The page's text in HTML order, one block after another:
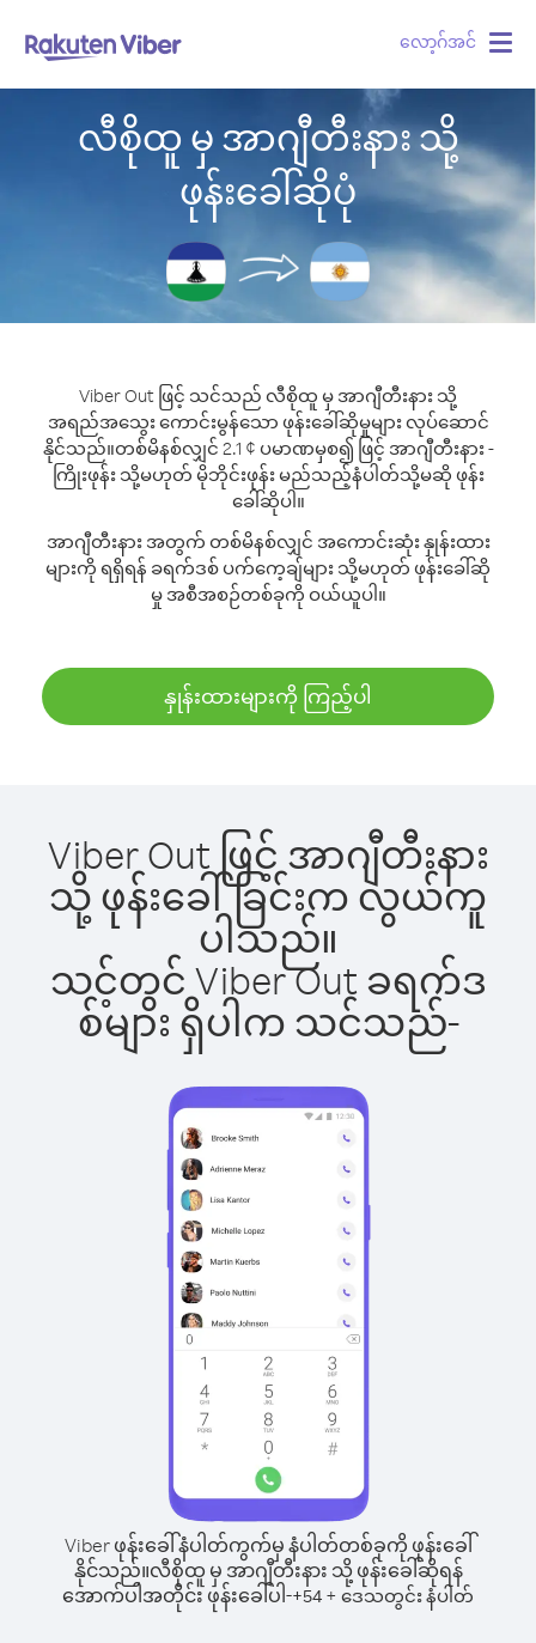
လော့ဂ်အင်
လီစိုထူ မှ အာဂျီတီးနား သို့
ဖုန်းခေါ်ဆိုပုံ
Viber Out ဖြင့် သင်သည် လီစိုထူ မှ အာဂျီတီးနား သို့
အရည်အသွေး ကောင်းမွန်သော ဖုန်းခေါ်ဆိုမှုများ လုပ်ဆောင်
နိုင်သည်။တစ်မိနစ်လျှင် 2.1 ¢ ပမာဏမှစ၍ ဖြင့် အာဂျီတီးနား -
ကြိုးဖုန်း သို့မဟုတ် မိုဘိုင်းဖုန်း မည်သည့်နံပါတ်သို့မဆို ဖုန်း
ခေါ်ဆိုပါ။
အာဂျီတီးနား အတွက် တစ်မိနစ်လျှင် အကောင်းဆုံး နှုန်းထား
များကို ရရှိရန် ခရက်ဒစ် ပက်ကေ့ချ်များ သို့မဟုတ် ဖုန်းခေါ်ဆို
မှု အစီအစဉ်တစ်ခုကို ဝယ်ယူပါ။
နှုန်းထားများကို ကြည့်ပါ
Viber Out ဖြင့် အာဂျီတီးနား
သို့ ဖုန်းခေါ်ခြင်းက လွယ်ကူ
ပါသည်။
သင့်တွင် Viber Out ခရက်ဒ
စ်များ ရှိပါက သင်သည်-
Viber ဖုန်းခေါ်နံပါတ်ကွက်မှ နံပါတ်တစ်ခုကို ဖုန်းခေါ်
နိုင်သည်။လီစိုထူ မှ အာဂျီတီးနား သို့ ဖုန်းခေါ်ဆိုရန်
အောက်ပါအတိုင်း ဖုန်းခေါ်ပါ-+54 + ဒေသတွင်း နံပါတ်